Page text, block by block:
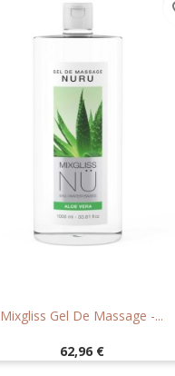
Mixgliss Gel De Massage -...
Prix
62,96 €